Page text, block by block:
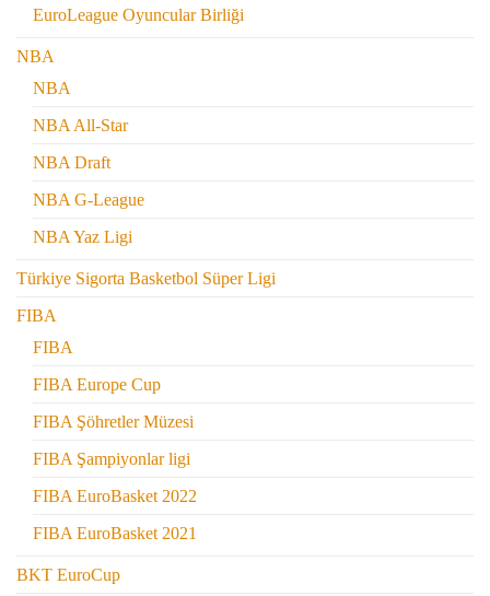
EuroLeague Oyuncular Birliği
NBA
NBA
NBA All-Star
NBA Draft
NBA G-League
NBA Yaz Ligi
Türkiye Sigorta Basketbol Süper Ligi
FIBA
FIBA
FIBA Europe Cup
FIBA Şöhretler Müzesi
FIBA Şampiyonlar ligi
FIBA EuroBasket 2022
FIBA EuroBasket 2021
BKT EuroCup